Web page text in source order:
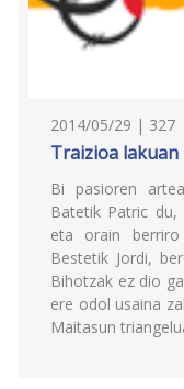
2014/05/29 | 327
Traizioa lakuan
Bi pasioren
Batetik Patric du,
eta orain berriro
Bestetik Jordi,
Bihotzak ez dio
ere odol usaina
Maitasun